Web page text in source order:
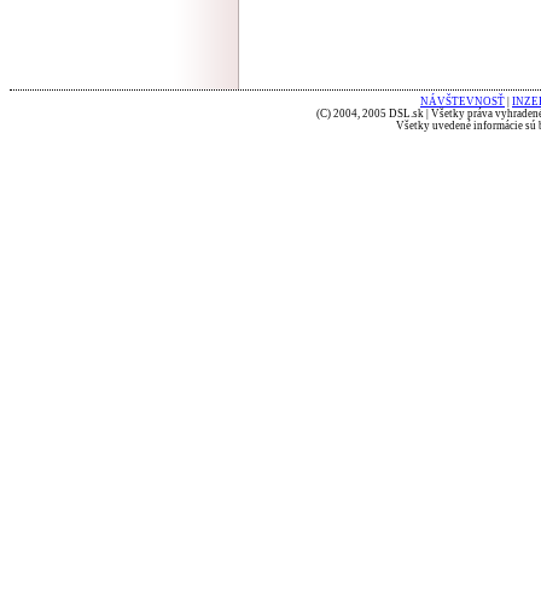
NÁVŠTEVNOSŤ
(C) 2004, 2005 DSL.sk | Všetky práva
Všetky uvedené informácie sú